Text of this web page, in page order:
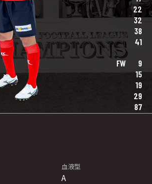
22
32
38
41
FW
9
15
19
29
87
血液型
A